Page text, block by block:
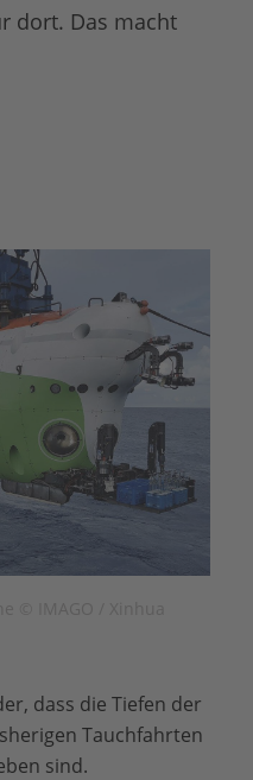
dort. Das macht
dass die Tiefen der
Tauchfahrten
sind.